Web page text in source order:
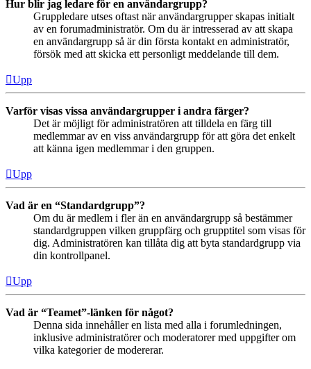
Hur blir jag ledare för en användargrupp?
Gruppledare utses oftast när användargrupper skapas initialt
av en forumadministratör. Om du är intresserad av att skapa
en användargrupp så är din första kontakt en administratör,
försök med att skicka ett personligt meddelande till dem.
Upp
Varför visas vissa användargrupper i andra färger?
Det är möjligt för administratören att tilldela en färg till
medlemmar av en viss användargrupp för att göra det enkelt
att känna igen medlemmar i den gruppen.
Upp
Vad är en “Standardgrupp”?
Om du är medlem i fler än en användargrupp så bestämmer
standardgruppen vilken gruppfärg och grupptitel som visas för
dig. Administratören kan tillåta dig att byta standardgrupp via
din kontrollpanel.
Upp
Vad är “Teamet”-länken för något?
Denna sida innehåller en lista med alla i forumledningen,
inklusive administratörer och moderatorer med uppgifter om
vilka kategorier de modererar.